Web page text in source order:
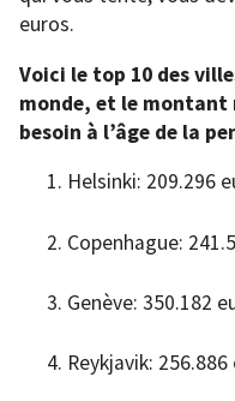
euros.
Voici le top 10 des
monde, et le montant
besoin à l’âge de la
Helsinki: 209.296
Copenhague:
Genève: 350.182
Reykjavik: 256.886